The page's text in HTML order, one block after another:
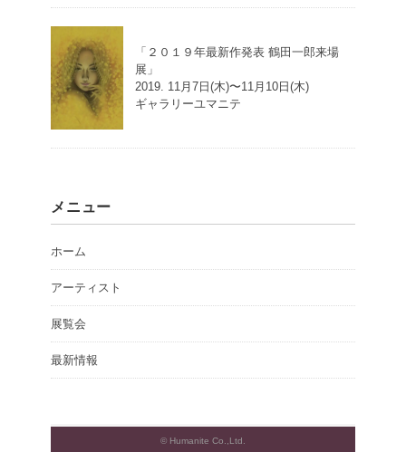
「２０１９年最新作発表 鶴田一郎来場
展」
2019. 11月7日(木)〜11月10日(木)
ギャラリーユマニテ
メニュー
ホーム
アーティスト
展覧会
最新情報
© Humanite Co.,Ltd.